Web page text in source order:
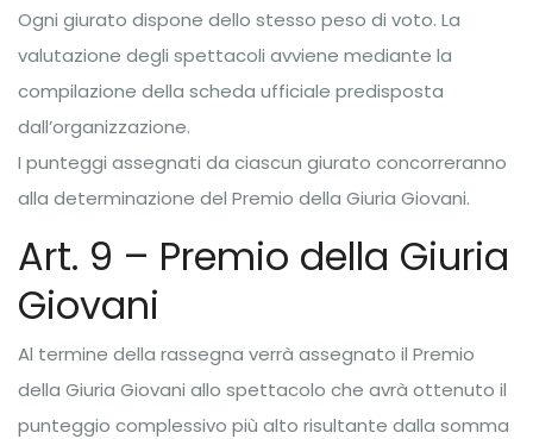
Ogni giurato dispone dello stesso peso di voto. La
valutazione degli spettacoli avviene mediante la
compilazione della scheda ufficiale predisposta
dall’organizzazione.
I punteggi assegnati da ciascun giurato concorreranno
alla determinazione del Premio della Giuria Giovani.
Art. 9 – Premio della Giuria
Giovani
Al termine della rassegna verrà assegnato il Premio
della Giuria Giovani allo spettacolo che avrà ottenuto il
punteggio complessivo più alto risultante dalla somma